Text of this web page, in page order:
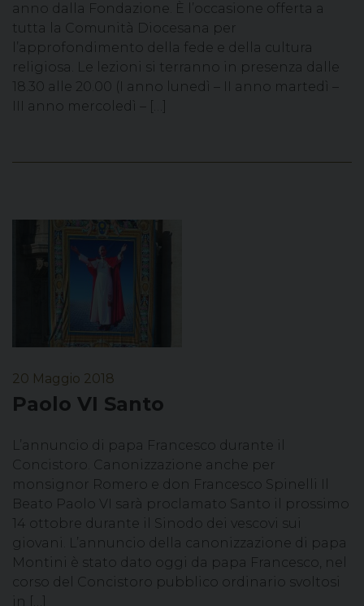
anno dalla Fondazione. È l’occasione offerta a
tutta la Comunità Diocesana per
l’approfondimento della fede e della cultura
religiosa. Le lezioni si terranno in presenza dalle
18.30 alle 20.00 (I anno lunedì – II anno martedì –
III anno mercoledì – […]
20 Maggio 2018
Paolo VI Santo
L’annuncio di papa Francesco durante il
Concistoro. Canonizzazione anche per
monsignor Romero e don Francesco Spinelli Il
Beato Paolo VI sarà proclamato Santo il prossimo
14 ottobre durante il Sinodo dei vescovi sui
giovani. L’annuncio della canonizzazione di papa
Montini è stato dato oggi da papa Francesco, nel
corso del Concistoro pubblico ordinario svoltosi
in […]